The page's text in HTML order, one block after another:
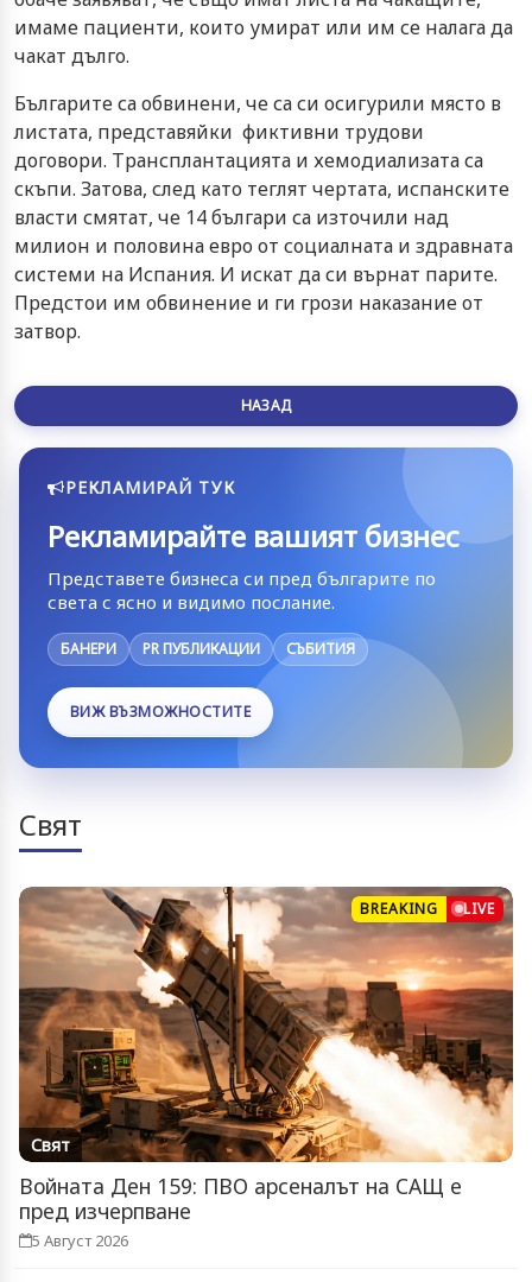
имаме пациенти, които умират или им се налага да
чакат дълго.
Българите са обвинени, че са си осигурили място в
листата, представяйки фиктивни трудови
договори. Трансплантацията и хемодиализата са
скъпи. Затова, след като теглят чертата, испанските
власти смятат, че 14 българи са източили над
милион и половина евро от социалната и здравната
системи на Испания. И искат да си върнат парите.
Предстои им обвинение и ги грози наказание от
затвор.
НАЗАД
РЕКЛАМИРАЙ ТУК
Рекламирайте вашият бизнес
Представете бизнеса си пред българите по
света с ясно и видимо послание.
БАНЕРИ PR ПУБЛИКАЦИИ СЪБИТИЯ
ВИЖ ВЪЗМОЖНОСТИТЕ
Свят
BREAKING LIVE
Свят
Войната Ден 159: ПВО арсеналът на САЩ е
пред изчерпване
5 Август 2026